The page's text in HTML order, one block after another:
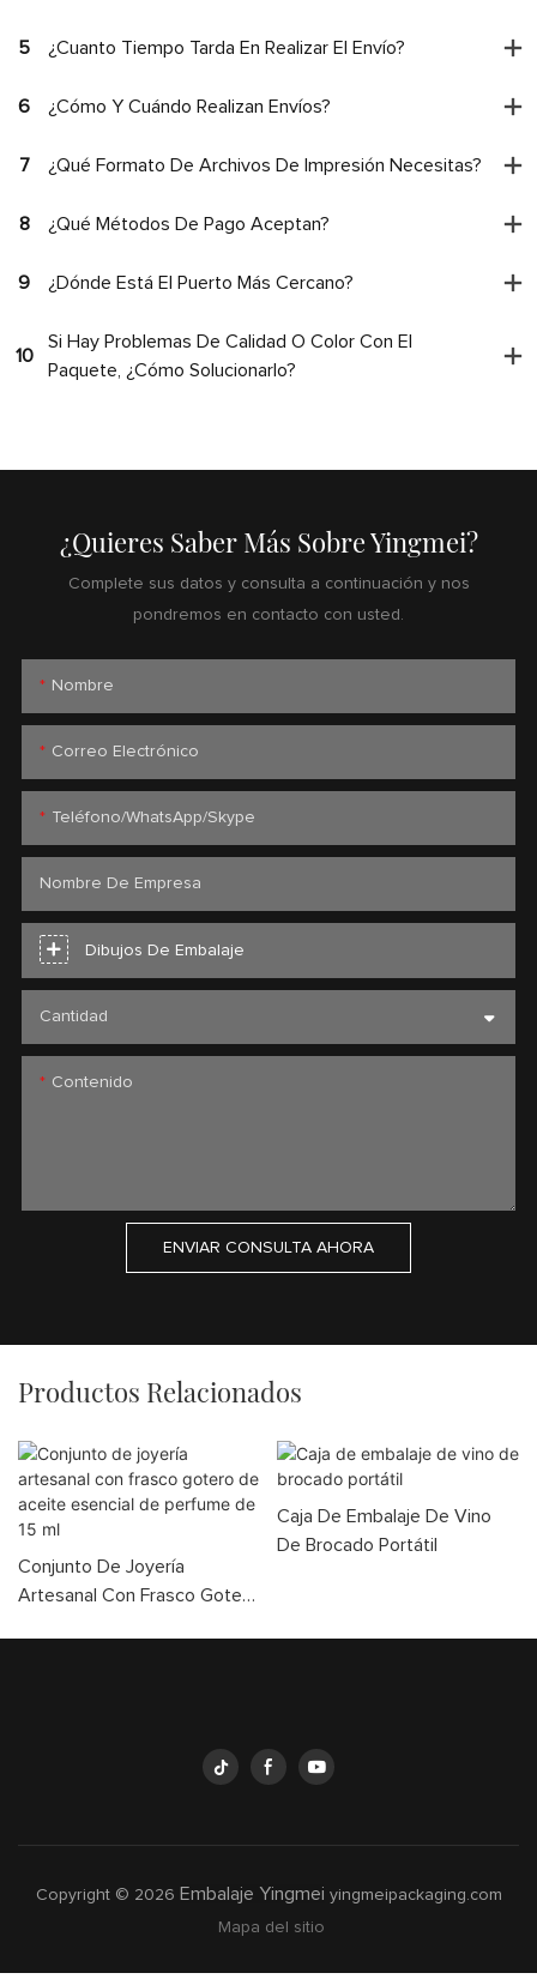
5 ¿Cuanto Tiempo Tarda En Realizar El Envío?
6 ¿Cómo Y Cuándo Realizan Envíos?
7 ¿Qué Formato De Archivos De Impresión Necesitas?
8 ¿Qué Métodos De Pago Aceptan?
9 ¿Dónde Está El Puerto Más Cercano?
10
Si Hay Problemas De Calidad O Color Con El
Paquete, ¿cómo Solucionarlo?
¿Quieres Saber Más Sobre Yingmei?
Complete sus datos y consulta a continuación y nos
pondremos en contacto con usted.
Nombre
Correo Electrónico
Teléfono/WhatsApp/Skype
Nombre De Empresa
Dibujos De Embalaje
Cantidad
Contenido
ENVIAR CONSULTA AHORA
Productos Relacionados
Conjunto De Joyería
Artesanal Con Frasco Gotero
Caja De Embalaje De Vino
De Brocado Portátil
Copyright © 2026 Embalaje Yingmei yingmeipackaging.com
Mapa del sitio